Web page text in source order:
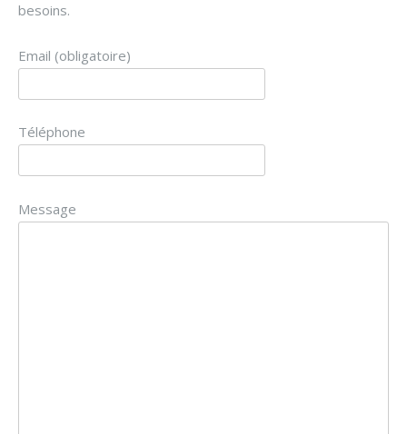
besoins.
Email (obligatoire)
Téléphone
Message